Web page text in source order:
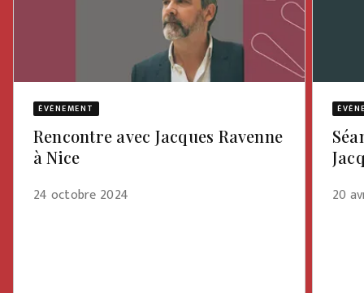
ÉVÈNEMENT
Rencontre avec Jacques Ravenne
à Nice
24 octobre 2024
20